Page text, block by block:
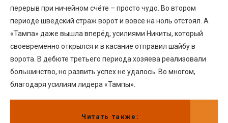
перерыв при ничейном счёте – просто чудо. Во втором
периоде шведский страж ворот и вовсе на ноль отстоял. А
«Тампа» даже вышла вперёд, усилиями Никиты, который
своевременно открылся и в касание отправил шайбу в
ворота. В дебюте третьего периода хозяева реализовали
большинство, но развить успех не удалось. Во многом,
благодаря усилиям лидера «Тампы».
Читать также: